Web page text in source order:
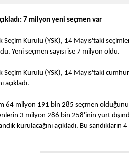
7 milyon yeni seçmen var
Seçim Kurulu (YSK), 14 Mayıs'taki
Yeni seçmen sayısı ise 7 milyon oldu.
Seçim Kurulu (YSK), 14 Mayıs'taki
açıkladı.
64 milyon 191 bin 285 seçmen olduğunu
3 milyon 286 bin 258'inin yurt
kurulacağını açıkladı. Bu